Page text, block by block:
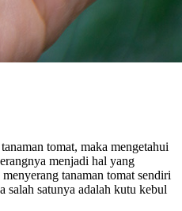
tomat, maka mengetahui
menjadi hal yang
tanaman tomat sendiri
salah satunya adalah kutu kebul